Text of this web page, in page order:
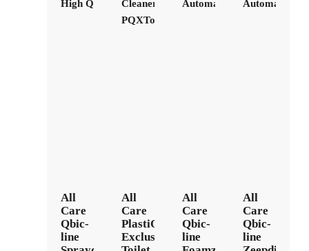
All
Care
Qbic-
line
All
Care
PlastiQline
Exclusive
All
Care
Qbic-
line
All
Care
Qbic-
line